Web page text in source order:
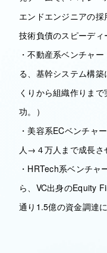
エンドエンジニアの採
技術負債のスピーディ
・不動産系ベンチャ
る、基幹システム構
くりから組織作りま
功。）
・美容系ECベンチャ
人→４万人まで成長さ
・HRTech系ベンチ
ら、VC出身のEquity
通り1.5億の資金調達に